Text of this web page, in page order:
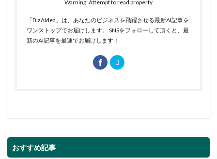
Warning: Attempt to read property
「BizAIdea」は、あなたのビジネスを飛躍させる最新AI記事を
ワンストップでお届けします。 SNSをフォローして頂くと、最
新のAI記事を最速でお届けします！
おすすめ記事